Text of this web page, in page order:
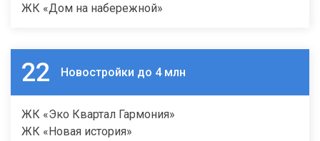
ЖК «Дом на набережной»
22 Новостройки до 4 млн
ЖК «Эко Квартал Гармония»
ЖК «Новая история»